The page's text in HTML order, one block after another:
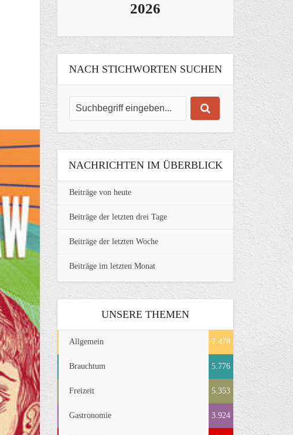
2026
NACH STICHWORTEN SUCHEN
NACHRICHTEN IM ÜBERBLICK
Beiträge von heute
Beiträge der letzten drei Tage
Beiträge der letzten Woche
Beiträge im letzten Monat
UNSERE THEMEN
Allgemein 7.478
Brauchtum 5.776
Freizeit 5.353
Gastronomie 3.924